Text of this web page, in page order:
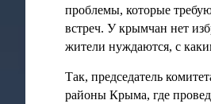
проблемы, которые
встреч. У крымчан нет
жители нуждаются, с
Так, председатель
районы Крыма, где